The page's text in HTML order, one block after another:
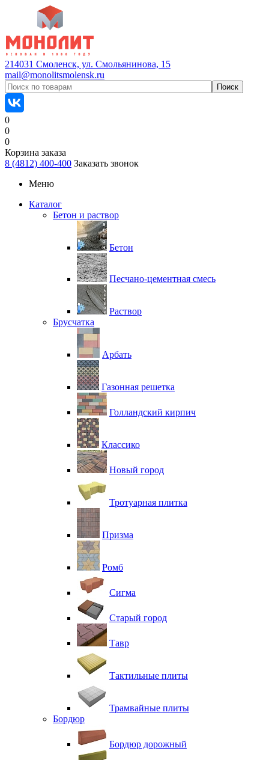
214031 Смоленск, ул. Смольянинова, 15
mail@monolitsmolensk.ru
0
0
0
Корзина заказа
8 (4812) 400-400 Заказать звонок
Меню
Каталог
Бетон и раствор
Бетон
Песчано-цементная смесь
Раствор
Брусчатка
Арбать
Газонная решетка
Голландский кирпич
Классико
Новый город
Тротуарная плитка
Призма
Ромб
Сигма
Старый город
Тавр
Тактильные плиты
Трамвайные плиты
Бордюр
Бордюр дорожный